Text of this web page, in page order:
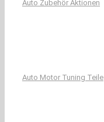
Auto Zubehör Aktionen
Auto Motor Tuning Teile